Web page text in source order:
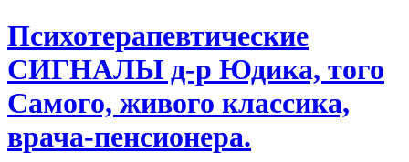
Психотерапевтические
СИГНАЛЫ д-р Юдика, того
Самого, живого классика,
врача-пенсионера.